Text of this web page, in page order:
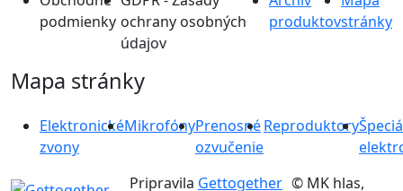
podmienky ochrany osobných
údajov
produktovstránky
Mapa stránky
Elektronické
zvony
MikrofónyPrenosné
ozvučenie
Reproduktory
Pripravila Gettogether © MK hlas,